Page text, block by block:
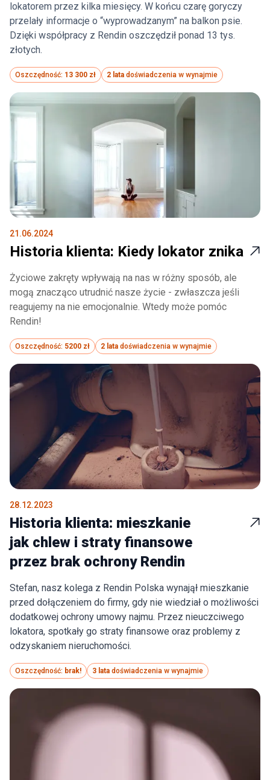
lokatorem przez kilka miesięcy. W końcu czarę goryczy
przelały informacje o “wyprowadzanym” na balkon psie.
Dzięki współpracy z Rendin oszczędził ponad 13 tys.
złotych.
Oszczędność: 13 300 zł 2 lata doświadczenia w wynajmie
21.06.2024
Historia klienta: Kiedy lokator znika
Życiowe zakręty wpływają na nas w różny sposób, ale
mogą znacząco utrudnić nasze życie - zwłaszcza jeśli
reagujemy na nie emocjonalnie. Wtedy może pomóc
Rendin!
Oszczędność: 5200 zł 2 lata doświadczenia w wynajmie
28.12.2023
Historia klienta: mieszkanie
jak chlew i straty finansowe
przez brak ochrony Rendin
Stefan, nasz kolega z Rendin Polska wynajął mieszkanie
przed dołączeniem do firmy, gdy nie wiedział o możliwości
dodatkowej ochrony umowy najmu. Przez nieuczciwego
lokatora, spotkały go straty finansowe oraz problemy z
odzyskaniem nieruchomości.
Oszczędność: brak! 3 lata doświadczenia w wynajmie